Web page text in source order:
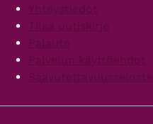
Yhteystiedot
Tilaa uutiskirje
Palaute
Palvelun käyttöehdot
Saavutettavuusseloste